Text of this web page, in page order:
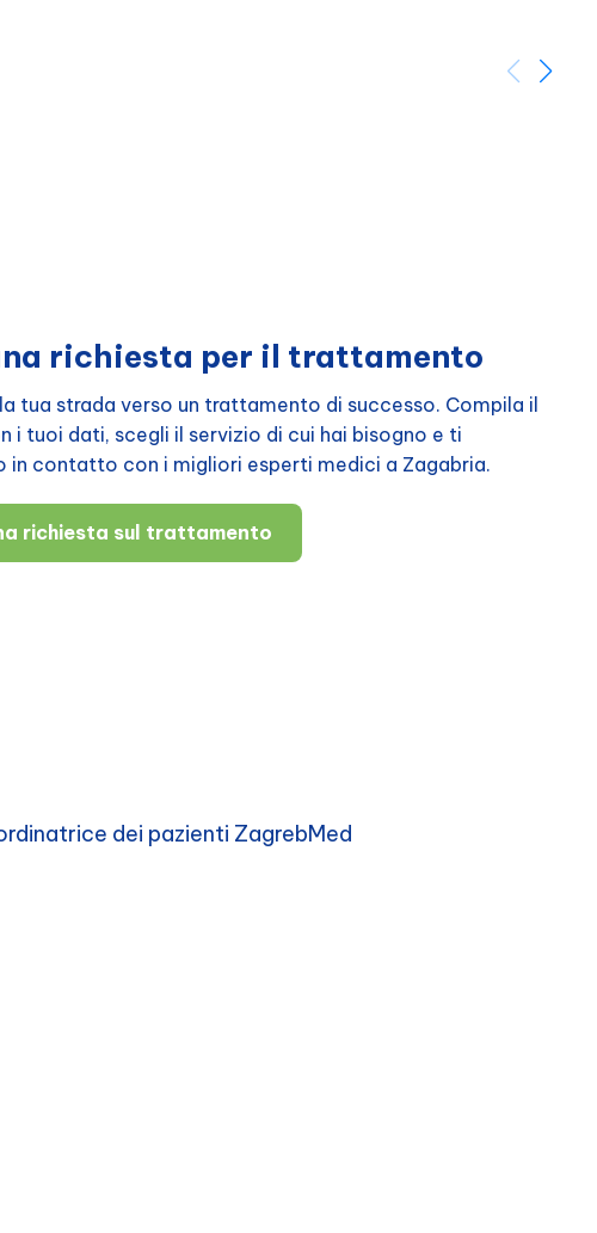
richiesta per il trattamento
tua strada verso un trattamento di successo. Compila il
i tuoi dati, scegli il servizio di cui hai bisogno e ti
in contatto con i migliori esperti medici a Zagabria.
richiesta sul trattamento
dei pazienti ZagrebMed